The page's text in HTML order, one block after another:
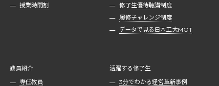
授業時間割
修了生優待聴講制度
履修チャレンジ制度
データで見る日本工大MOT
教員紹介
専任教員
活躍する修了生
3分でわかる経営革新事例